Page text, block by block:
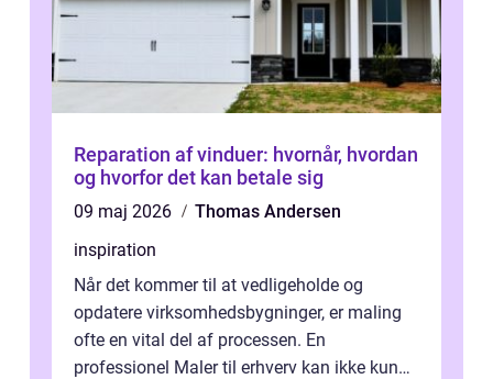
Reparation af vinduer: hvornår, hvordan
og hvorfor det kan betale sig
09 maj 2026
Thomas Andersen
inspiration
Når det kommer til at vedligeholde og
opdatere virksomhedsbygninger, er maling
ofte en vital del af processen. En
professionel Maler til erhverv kan ikke kun